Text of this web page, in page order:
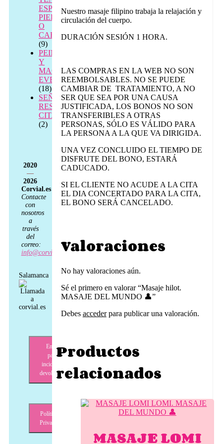
Nuestro masaje filipino trabaja la relajación y
circulación del cuerpo.
DURACIÓN SESIÓN 1 HORA.
LAS COMPRAS EN LA WEB NO SON
REEMBOLSABLES. NO SE PUEDE
CAMBIAR DE TRATAMIENTO, A NO
SER QUE SEA POR UNA CAUSA
JUSTIFICADA, LOS BONOS NO SON
TRANSFERIBLES A OTRAS
PERSONAS, SÓLO ES VÁLIDO PARA
LA PERSONA A LA QUE VA DIRIGIDA.
UNA VEZ CONCLUIDO EL TIEMPO DE
DISFRUTE DEL BONO, ESTARÁ
CADUCADO.
SI EL CLIENTE NO ACUDE A LA CITA
EL DIA CONCERTADO PARA LA CITA,
EL BONO SERÁ CANCELADO.
Valoraciones
No hay valoraciones aún.
Sé el primero en valorar “Masaje hilot.
MASAJE DEL MUNDO 👤”
Debes accederpara publicar una valoración.
Productos
relacionados
MASAJE LOMI
ESPALDA,
PIERNAS
O
CABEZA
(9)
PEINADO
Y
MAQUILLAJE
EVENTOS
(18)
SEÑAL
RESERVA
CITA
(2)
2020
—
2026
Corvial.es
Contacte
con
nosotros
a
través
del
correo:
info@corvial.es
Salamanca
Envíos,
pagos,
incidencias,
devoluciones
Política de
Privacidad